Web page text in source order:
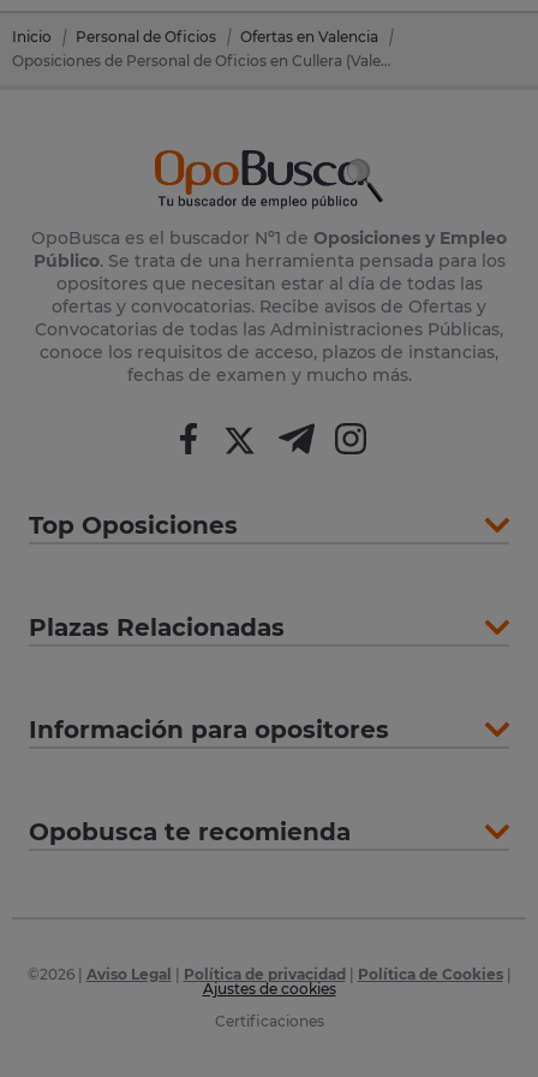
Inicio Personal de Oficios
Ofertas en Valencia
Oposiciones de Personal de Oficios en Cullera (Valencia)
OpoBusca es el buscador Nº1 de Oposiciones y Empleo
Público. Se trata de una herramienta pensada para los
opositores que necesitan estar al día de todas las
ofertas y convocatorias. Recibe avisos de Ofertas y
Convocatorias de todas las Administraciones Públicas,
conoce los requisitos de acceso, plazos de instancias,
fechas de examen y mucho más.
Top Oposiciones
Plazas Relacionadas
Información para opositores
Opobusca te recomienda
©2026| Aviso Legal Política de privacidad Política de Cookies|
Ajustes de cookies
Certificaciones